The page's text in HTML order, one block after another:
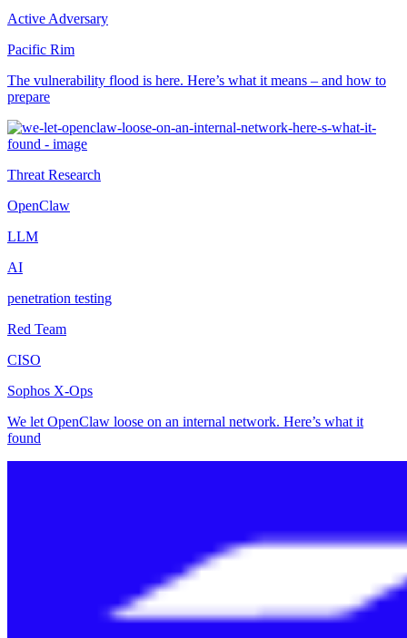
Active Adversary
Pacific Rim
The vulnerability flood is here. Here’s what it means – and how to
prepare
Threat Research
OpenClaw
LLM
AI
penetration testing
Red Team
CISO
Sophos X-Ops
We let OpenClaw loose on an internal network. Here’s what it
found